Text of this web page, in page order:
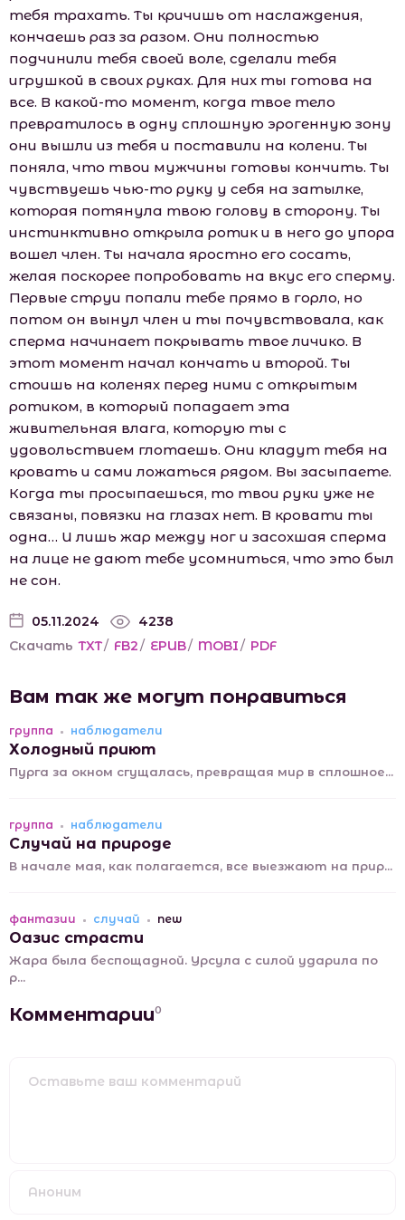
тебя трахать. Ты кричишь от наслаждения,
кончаешь раз за разом. Они полностью
подчинили тебя своей воле, сделали тебя
игрушкой в своих руках. Для них ты готова на
все. В какой-то момент, когда твое тело
превратилось в одну сплошную эрогенную зону
они вышли из тебя и поставили на колени. Ты
поняла, что твои мужчины готовы кончить. Ты
чувствуешь чью-то руку у себя на затылке,
которая потянула твою голову в сторону. Ты
инстинктивно открыла ротик и в него до упора
вошел член. Ты начала яростно его сосать,
желая поскорее попробовать на вкус его сперму.
Первые струи попали тебе прямо в горло, но
потом он вынул член и ты почувствовала, как
сперма начинает покрывать твое личико. В
этот момент начал кончать и второй. Ты
стоишь на коленях перед ними с открытым
ротиком, в который попадает эта
живительная влага, которую ты с
удовольствием глотаешь. Они кладут тебя на
кровать и сами ложаться рядом. Вы засыпаете.
Когда ты просыпаешься, то твои руки уже не
связаны, повязки на глазах нет. В кровати ты
одна… И лишь жар между ног и засохшая сперма
на лице не дают тебе усомниться, что это был
не сон.
05.11.2024
4238
Скачать TXT/ FB2/ EPUB/ MOBI/ PDF
Вам так же могут понравиться
группа наблюдатели
Холодный приют
Пурга за окном сгущалась, превращая мир в сплошное...
группа наблюдатели
Случай на природе
В начале мая, как полагается, все выезжают на прир...
фантазии случай new
Оазис страсти
Жара была беспощадной. Урсула с силой ударила по
р...
Комментарии0